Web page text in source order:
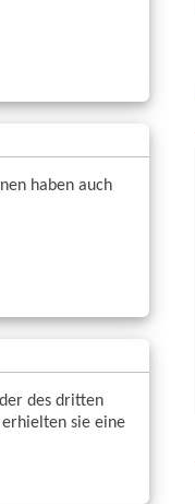
haben auch
des dritten
sie eine